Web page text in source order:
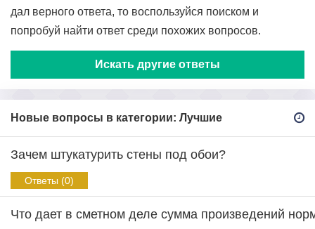
дал верного ответа, то воспользуйся поиском и
попробуй найти ответ среди похожих вопросов.
Искать другие ответы
Новые вопросы в категории: Лучшие
Зачем штукатурить стены под обои?
Ответы (0)
Что дает в сметном деле сумма произведений